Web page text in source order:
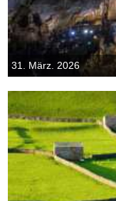
31. März. 2026